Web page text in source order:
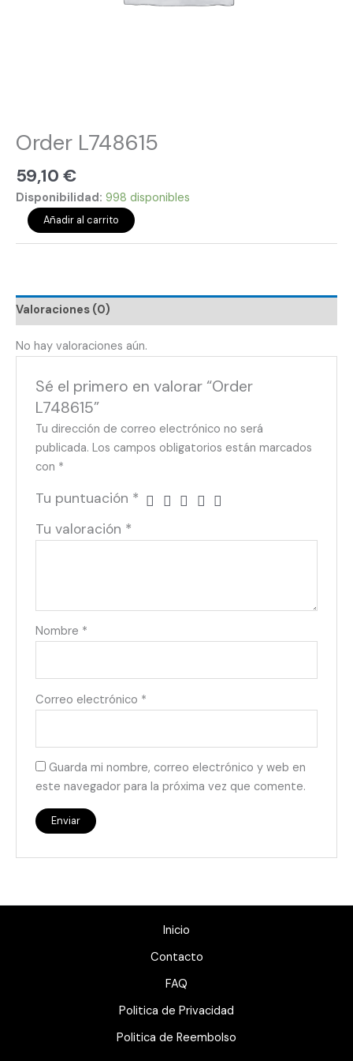
Order L748615
59,10 €
Disponibilidad: 998 disponibles
Añadir al carrito
Valoraciones (0)
No hay valoraciones aún.
Sé el primero en valorar “Order
L748615”
Tu dirección de correo electrónico no será
publicada. Los campos obligatorios están marcados
con *
Tu puntuación *
Tu valoración *
Nombre *
Correo electrónico *
Guarda mi nombre, correo electrónico y web en
este navegador para la próxima vez que comente.
Inicio
Contacto
FAQ
Politica de Privacidad
Politica de Reembolso